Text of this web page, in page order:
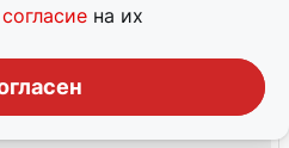
согласие на их